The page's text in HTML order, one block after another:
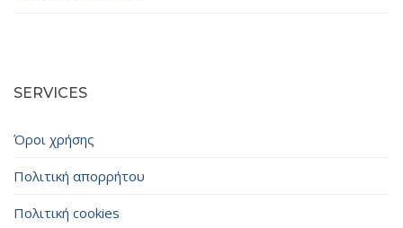
SERVICES
Όροι χρήσης
Πολιτική απορρήτου
Πολιτική cookies